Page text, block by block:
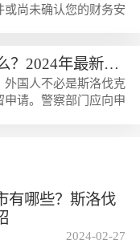
尚未确认您的财务安
，并在提交文件之前
诉的可能性。在我们
绝居留许可的案例，我
斯洛伐克欧盟永居条件是什么？2024年最新投资指南！
国人不必是斯洛伐克
请。警察部门应向申
有哪些？斯洛伐
2024-02-27